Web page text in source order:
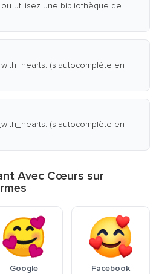
utilisez une bibliothèque de
(s'autocomplète en
(s'autocomplète en
Avec Cœurs sur
Google Facebook